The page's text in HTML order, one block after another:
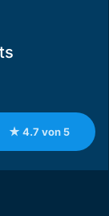
★ 4.7 von 5